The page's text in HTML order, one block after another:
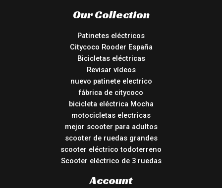
Our Collection
Patinetes eléctricos
Citycoco Rooder España
Bicicletas eléctricas
Revisar vídeos
nuevo patinete electrico
fábrica de citycoco
bicicleta eléctrica Mocha
motocicletas electricas
mejor scooter para adultos
scooter de ruedas grandes
scooter eléctrico todoterreno
Scooter eléctrico de 3 ruedas
Account